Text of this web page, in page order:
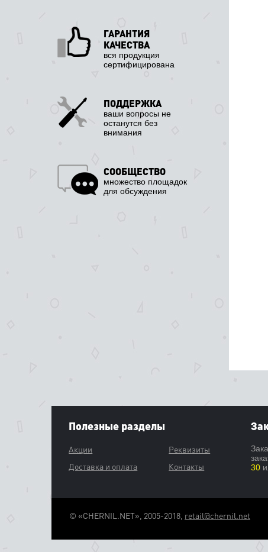
ГАРАНТИЯ
КАЧЕСТВА
вся продукция
сертифицирована
ПОДДЕРЖКА
ваши вопросы не
останутся без
внимания
СООБЩЕСТВО
множество площадок
для обсуждения
Полезные разделы
Акции
Доставка и оплата
Реквизиты
Контакты
30
© «CHERNIL.NET», 2005-2018, retail@chernil.net